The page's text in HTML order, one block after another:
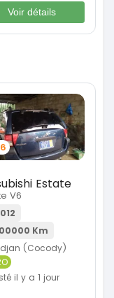
Voir détails
6
Estate
V6
Km
(Cocody)
il y a 1 jour